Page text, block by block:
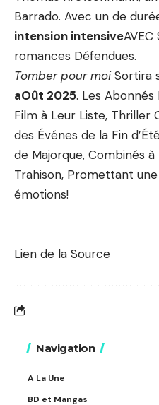
Barrado. Avec un de
intension intensive
romances Défendues.
Tomber pour moiSortira
aOût 2025. Les Abonnés
Film à Leur Liste, Thriller
des Événes de la Fin
de Majorque, Combinés
Trahison, Promettant
émotions!
Lien de la Source
Navigation
A La Une
BD et Mangas